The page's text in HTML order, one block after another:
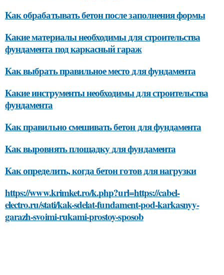
Как обрабатывать бетон после заполнения формы
Какие материалы необходимы для строительства
фундамента под каркасный гараж
Как выбрать правильное место для фундамента
Какие инструменты необходимы для строительства
фундамента
Как правильно смешивать бетон для фундамента
Как выровнять площадку для фундамента
Как определить, когда бетон готов для нагрузки
https://www.krimket.ro/k.php?url=https://cabel-
electro.ru/stati/kak-sdelat-fundament-pod-karkasnyy-
garazh-svoimi-rukami-prostoy-sposob